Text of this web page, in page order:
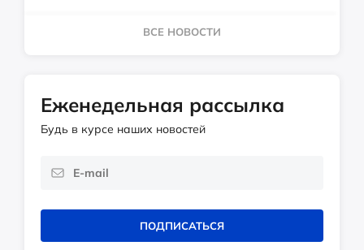
ВСЕ НОВОСТИ
Еженедельная рассылка
Будь в курсе наших новостей
ПОДПИСАТЬСЯ